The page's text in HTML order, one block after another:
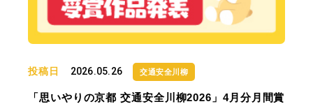
投稿日 2026.05.26 交通安全川柳
「思いやりの京都 交通安全川柳2026」4月分月間賞